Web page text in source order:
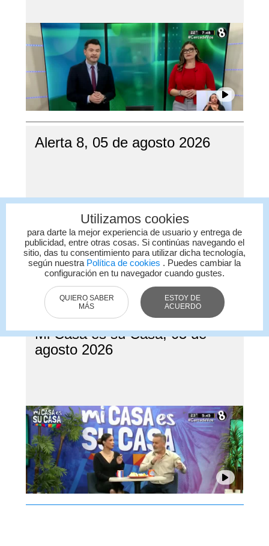
Alerta 8, 05 de agosto 2026
Mi Casa es su Casa, 05 de
agosto 2026
Utilizamos cookies
para darte la mejor experiencia de usuario y entrega de
publicidad, entre otras cosas. Si continúas navegando el
sitio, das tu consentimiento para utilizar dicha tecnología,
según nuestra Política de cookies
. Puedes cambiar la
configuración en tu navegador cuando gustes.
QUIERO SABER
MÁS
ESTOY DE
ACUERDO